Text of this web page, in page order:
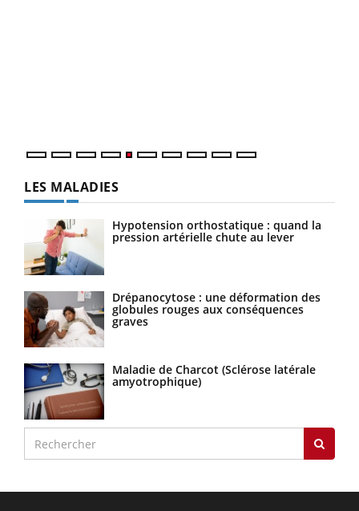
LES MALADIES
Hypotension orthostatique : quand la
pression artérielle chute au lever
Drépanocytose : une déformation des
globules rouges aux conséquences
graves
Maladie de Charcot (Sclérose latérale
amyotrophique)